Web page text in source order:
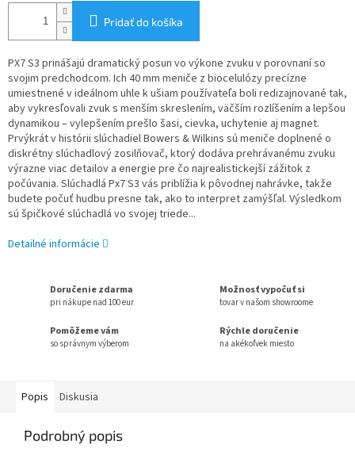
Pridať do košíka
PX7 S3 prinášajú dramatický posun vo výkone zvuku v porovnaní so
svojim predchodcom. Ich 40 mm meniče z biocelulózy precízne
umiestnené v ideálnom uhle k ušiam používateľa boli redizajnované tak,
aby vykresľovali zvuk s menším skreslením, väčším rozlíšením a lepšou
dynamikou – vylepšením prešlo šasi, cievka, uchytenie aj magnet.
Prvýkrát v histórii slúchadiel Bowers & Wilkins sú meniče doplnené o
diskrétny slúchadlový zosilňovač, ktorý dodáva prehrávanému zvuku
výrazne viac detailov a energie pre čo najrealistickejší zážitok z
počúvania. Slúchadlá Px7 S3 vás priblížia k pôvodnej nahrávke, takže
budete počuť hudbu presne tak, ako to interpret zamýšľal. Výsledkom
sú špičkové slúchadlá vo svojej triede...
Detailné informácie
Doručenie zdarma
pri nákupe nad 100 eur
Možnosť vypočuť si
tovar v našom showroome
Pomôžeme vám
so správnym výberom
Rýchle doručenie
na akékoľvek miesto
Popis Diskusia
Podrobný popis